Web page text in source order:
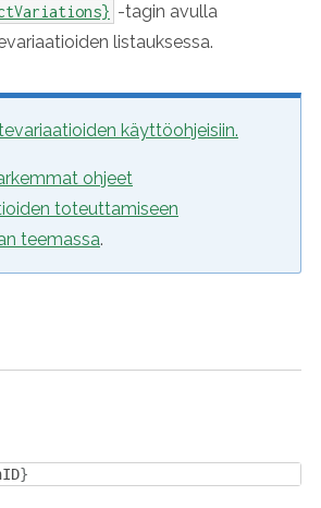
-tagin avulla
listauksessa.
käyttöohjeisiin.
ohjeet
toteuttamiseen
teemassa.
}